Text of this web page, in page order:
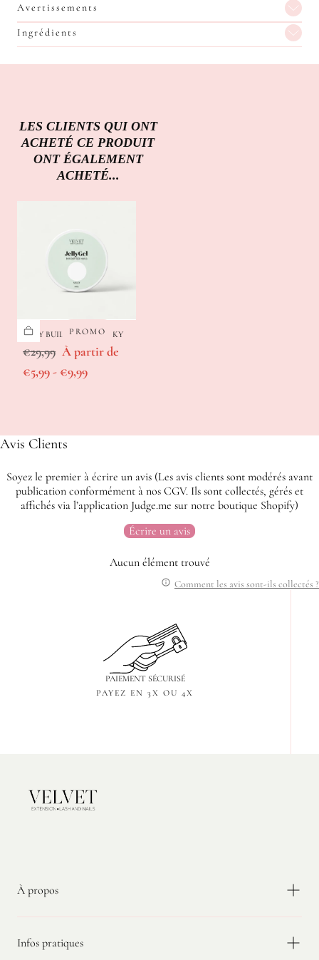
Avertissements
Ingrédients
LES CLIENTS QUI ONT
ACHETÉ CE PRODUIT
ONT ÉGALEMENT
ACHETÉ...
PROMO
JELLY BUILDER GEL MILKY
Prix
régulier
€29,99 À partir de
€5,99-Prix
€9,99
Avis Clients
Soyez le premier à écrire un avis (Les avis clients sont modérés avant
publication conformément à nos CGV. Ils sont collectés, gérés et
affichés via l’application Judge.me sur notre boutique Shopify)
Écrire un avis
Aucun élément trouvé
Comment les avis sont-ils collectés ?
PAIEMENT SÉCURISÉ
PAYEZ EN 3X OU 4X
À propos
Infos pratiques